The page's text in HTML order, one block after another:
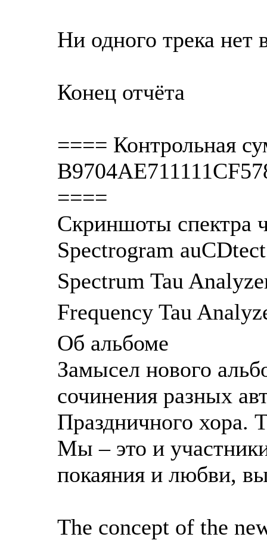
Ни одного трека нет
Конец отчёта
==== Контрольная
====
Скриншоты спектра
Spectrogram
Spectrum Tau
Frequency Tau
Об альбоме
Замысел нового
сочинения разных
Праздничного хора.
Мы – это и
покаяния и любви,
The concept of the